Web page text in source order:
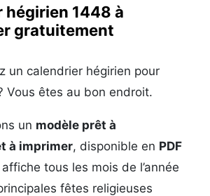
hégirien 1448 à
gratuitement
un calendrier hégirien pour
Vous êtes au bon endroit.
un modèle prêt à
à imprimer, disponible en PDF
affiche tous les mois de l’année
fêtes religieuses